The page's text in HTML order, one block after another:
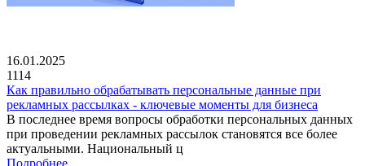
16.01.2025
1114
Как правильно обрабатывать персональные данные при
рекламных рассылках - ключевые моменты для бизнеса
В последнее время вопросы обработки персональных данных
при проведении рекламных рассылок становятся все более
актуальными. Национальный ц
Подробнее